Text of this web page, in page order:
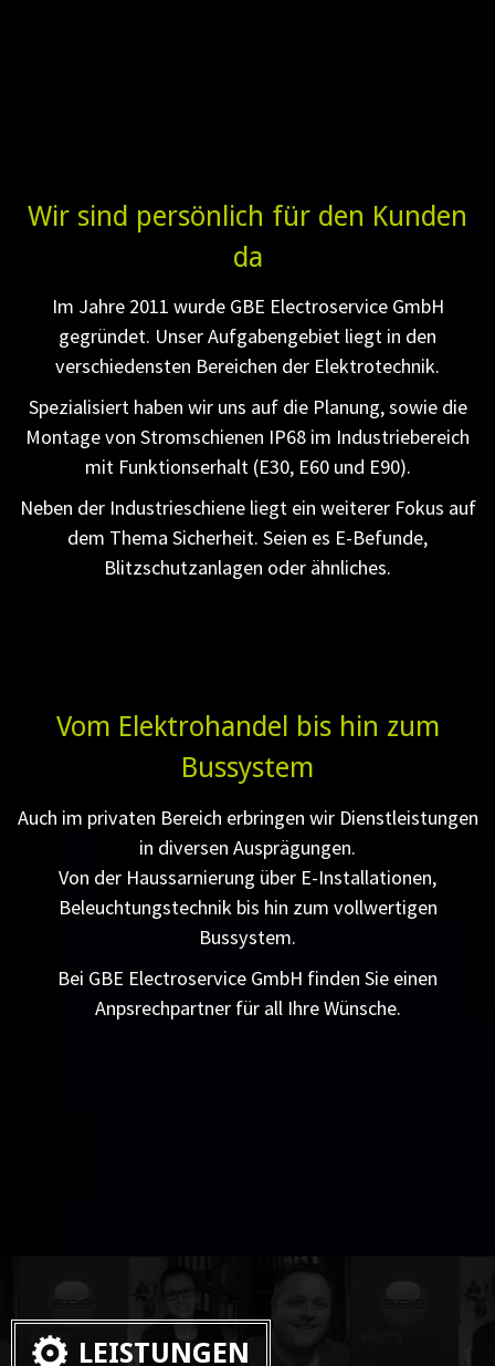
Wir sind persönlich für den Kunden
da
Im Jahre 2011 wurde GBE Electroservice GmbH
gegründet. Unser Aufgabengebiet liegt in den
verschiedensten Bereichen der Elektrotechnik.
Spezialisiert haben wir uns auf die Planung, sowie die
Montage von Stromschienen IP68 im Industriebereich
mit Funktionserhalt (E30, E60 und E90).
Neben der Industrieschiene liegt ein weiterer Fokus auf
dem Thema Sicherheit. Seien es E-Befunde,
Blitzschutzanlagen oder ähnliches.
Vom Elektrohandel bis hin zum
Bussystem
Auch im privaten Bereich erbringen wir Dienstleistungen
in diversen Ausprägungen.
Von der Haussarnierung über E-Installationen,
Beleuchtungstechnik bis hin zum vollwertigen
Bussystem.
Bei GBE Electroservice GmbH finden Sie einen
Anpsrechpartner für all Ihre Wünsche.
LEISTUNGEN